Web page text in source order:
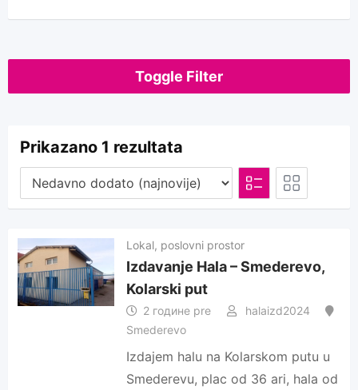
Toggle Filter
Prikazano 1 rezultata
Lokal, poslovni prostor
Izdavanje Hala – Smederevo,
Kolarski put
2 године pre
halaizd2024
Smederevo
Izdajem halu na Kolarskom putu u
Smederevu, plac od 36 ari, hala od